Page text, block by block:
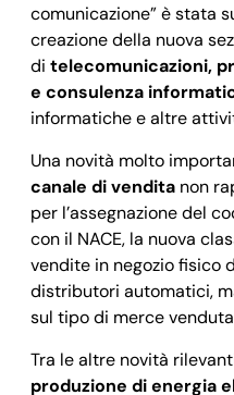
comunicazione” è stata
creazione della nuova
di telecomunicazioni,
e consulenza
informatiche e altre
Una novità molto
canale di vendita non
per l’assegnazione del
con il NACE, la nuova
vendite in negozio fisico
distributori automatici,
sul tipo di merce
Tra le altre novità
produzione di energia